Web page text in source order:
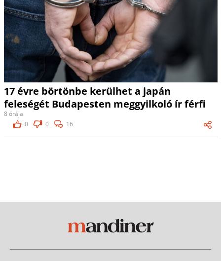
17 évre börtönbe kerülhet a japán
feleségét Budapesten meggyilkoló ír férfi
8 órája
0
0 16